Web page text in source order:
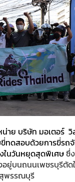
าย บริษัท มอเตอร์
ทดสอบด้วยการขี่ร
ในวันหยุดสุดพิเศษซึ่
อยู่บนถนนเพชรบุรีตั
พรรณบุรี